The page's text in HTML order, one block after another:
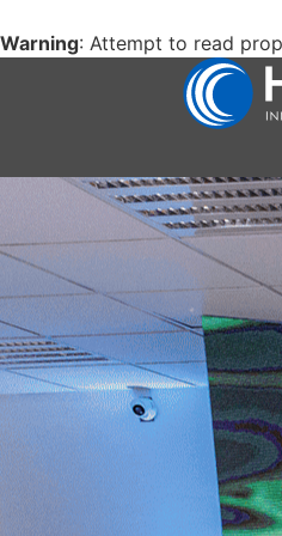
Warning: Attempt to read